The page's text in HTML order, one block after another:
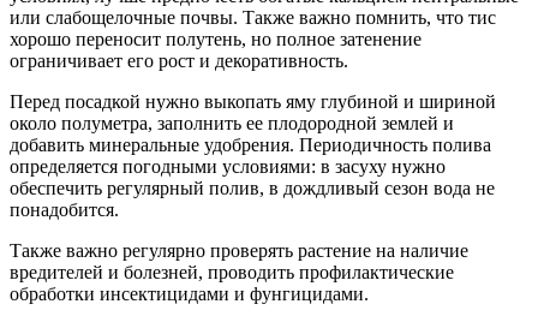
или слабощелочные почвы. Также важно помнить, что тис
хорошо переносит полутень, но полное затенение
ограничивает его рост и декоративность.
Перед посадкой нужно выкопать яму глубиной и шириной
около полуметра, заполнить ее плодородной землей и
добавить минеральные удобрения. Периодичность полива
определяется погодными условиями: в засуху нужно
обеспечить регулярный полив, в дождливый сезон вода не
понадобится.
Также важно регулярно проверять растение на наличие
вредителей и болезней, проводить профилактические
обработки инсектицидами и фунгицидами.